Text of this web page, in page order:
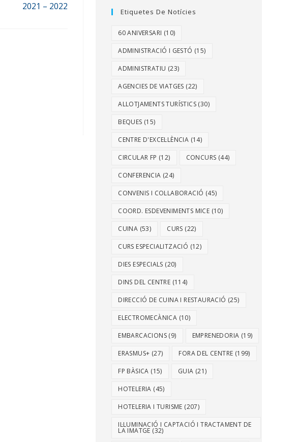
2021 – 2022
Etiquetes De Notícies
60 ANIVERSARI (10)
ADMINISTRACIÓ I GESTÓ (15)
ADMINISTRATIU (23)
AGENCIES DE VIATGES (22)
ALLOTJAMENTS TURÍSTICS (30)
BEQUES (15)
CENTRE D'EXCEL·LÈNCIA (14)
CIRCULAR FP (12) CONCURS (44)
CONFERENCIA (24)
CONVENIS I COL·LABORACIÓ (45)
COORD. ESDEVENIMENTS MICE (10)
CUINA (53) CURS (22)
CURS ESPECIALITZACIÓ (12)
DIES ESPECIALS (20)
DINS DEL CENTRE (114)
DIRECCIÓ DE CUINA I RESTAURACIÓ (25)
ELECTROMECÀNICA (10)
EMBARCACIONS (9) EMPRENEDORIA (19)
ERASMUS+ (27) FORA DEL CENTRE (199)
FP BÀSICA (15) GUIA (21)
HOTELERIA (45)
HOTELERIA I TURISME (207)
IL·LUMINACIÓ I CAPTACIÓ I TRACTAMENT DE
LA IMATGE (32)